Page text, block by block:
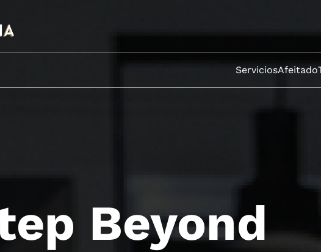
ServiciosAfeitado
Beyond